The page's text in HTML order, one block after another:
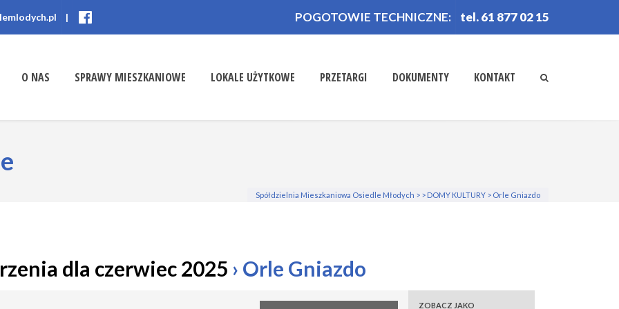
| POGOTOWIE TECHNICZNE: tel. 61 877 02 15
O NAS SPRAWY MIESZKANIOWE LOKALE UŻYTKOWE PRZETARGI DOKUMENTY KONTAKT
Spółdzielnia Mieszkaniowa Osiedle Młodych > > DOMY KULTURY > Orle Gniazdo
dla czerwiec 2025 › Orle Gniazdo
ZOBACZ JAKO